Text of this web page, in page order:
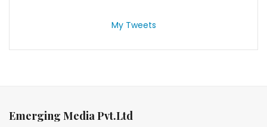
My Tweets
Emerging Media Pvt.Ltd